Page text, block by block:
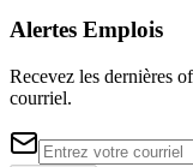
Alertes Emplois
Recevez les dernières
courriel.